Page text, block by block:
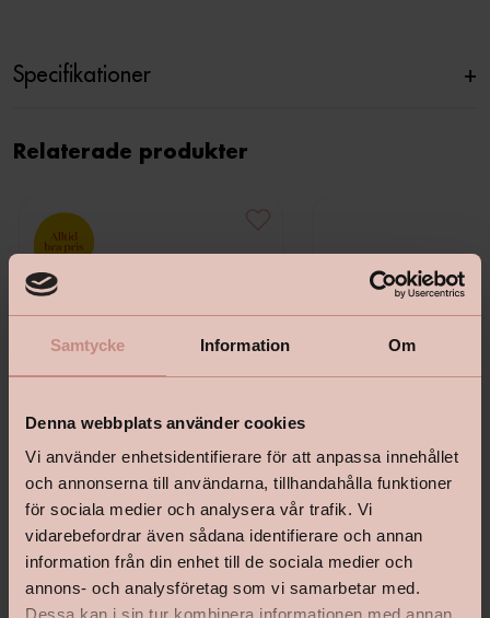
Samtycke Information Om
Denna webbplats använder cookies
Vi använder enhetsidentifierare för att anpassa innehållet
och annonserna till användarna, tillhandahålla funktioner
för sociala medier och analysera vår trafik. Vi
vidarebefordrar även sådana identifierare och annan
information från din enhet till de sociala medier och
annons- och analysföretag som vi samarbetar med.
Dessa kan i sin tur kombinera informationen med annan
Specifikationer +
Relaterade produkter
Bostik Hernia Non Wovenlim Tapetlinjal Masonite